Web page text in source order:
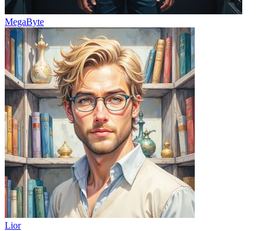
MegaByte
Lior